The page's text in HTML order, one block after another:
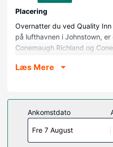
Placering
Overnatter du ved Quality
på lufthavnen i Johnstown,
Conemaugh Richland og
5,8 km fra Pasquerilla
Føl dig hjemme i et af de 65
værelser, der desuden
gratis Wi-Fi kan du altid
sørger for underholdningen.
skriveborde og kaffe-/
Læs Mere
Ankomstdato
Fre 7 August